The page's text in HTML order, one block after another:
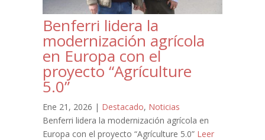
Benferri lidera la
modernización agrícola
en Europa con el
proyecto “Agrículture
5.0”
Ene 21, 2026 | Destacado, Noticias
Benferri lidera la modernización agrícola en
Europa con el proyecto “Agrículture 5.0” Leer